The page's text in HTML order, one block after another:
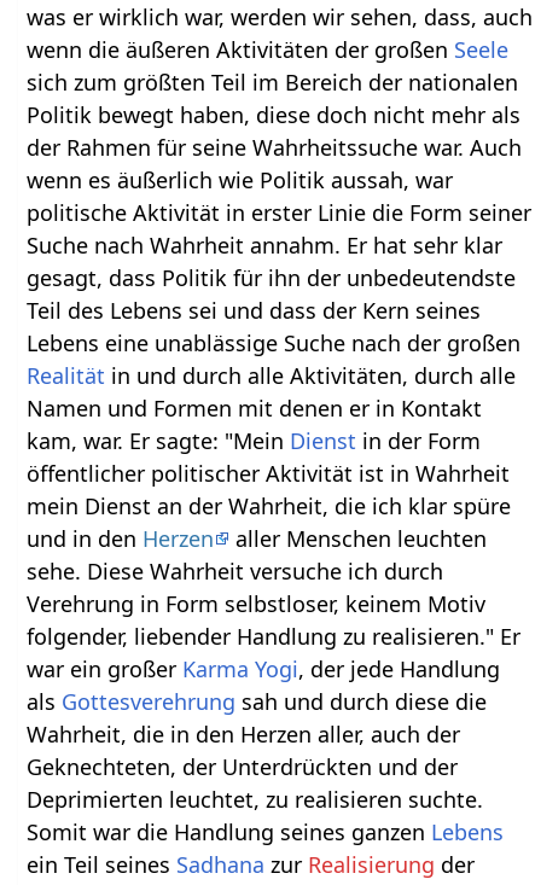
was er wirklich war, werden wir sehen, dass, auch
wenn die äußeren Aktivitäten der großen Seele
sich zum größten Teil im Bereich der nationalen
Politik bewegt haben, diese doch nicht mehr als
der Rahmen für seine Wahrheitssuche war. Auch
wenn es äußerlich wie Politik aussah, war
politische Aktivität in erster Linie die Form seiner
Suche nach Wahrheit annahm. Er hat sehr klar
gesagt, dass Politik für ihn der unbedeutendste
Teil des Lebens sei und dass der Kern seines
Lebens eine unablässige Suche nach der großen
Realität in und durch alle Aktivitäten, durch alle
Namen und Formen mit denen er in Kontakt
kam, war. Er sagte: "Mein Dienst in der Form
öffentlicher politischer Aktivität ist in Wahrheit
mein Dienst an der Wahrheit, die ich klar spüre
und in den Herzen
aller Menschen leuchten
sehe. Diese Wahrheit versuche ich durch
Verehrung in Form selbstloser, keinem Motiv
folgender, liebender Handlung zu realisieren." Er
war ein großer Karma Yogi, der jede Handlung
als Gottesverehrung sah und durch diese die
Wahrheit, die in den Herzen aller, auch der
Geknechteten, der Unterdrückten und der
Deprimierten leuchtet, zu realisieren suchte.
Somit war die Handlung seines ganzen Lebens
ein Teil seines Sadhana zur Realisierung der